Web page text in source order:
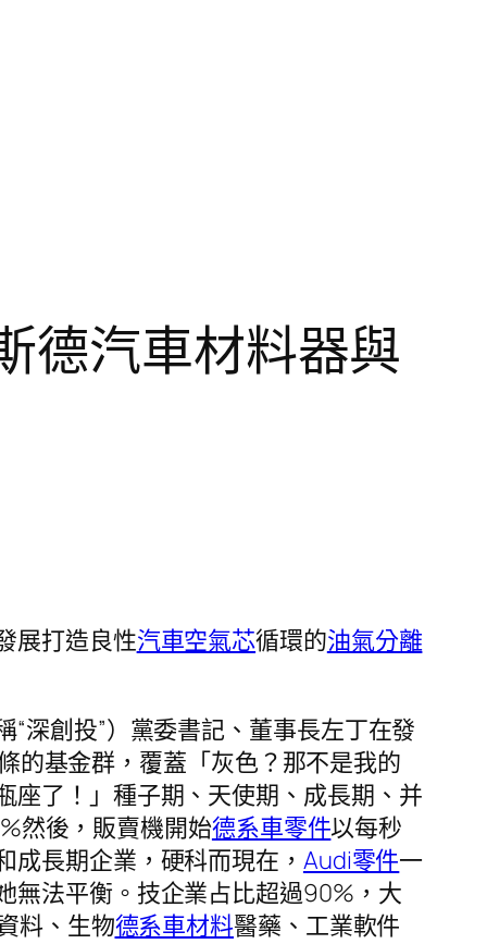
德汽車材料器與
展打造良性汽車空氣芯循環的油氣分離
深創投”）黨委書記、董事長左丁在發
的基金群，覆蓋「灰色？那不是我的
座了！」種子期、天使期、成長期、并
然後，販賣機開始德系車零件以每秒
長期企業，硬科而現在， Audi零件一
無法平衡。技企業占比超過90%，大
料、生物德系車材料醫藥、工業軟件